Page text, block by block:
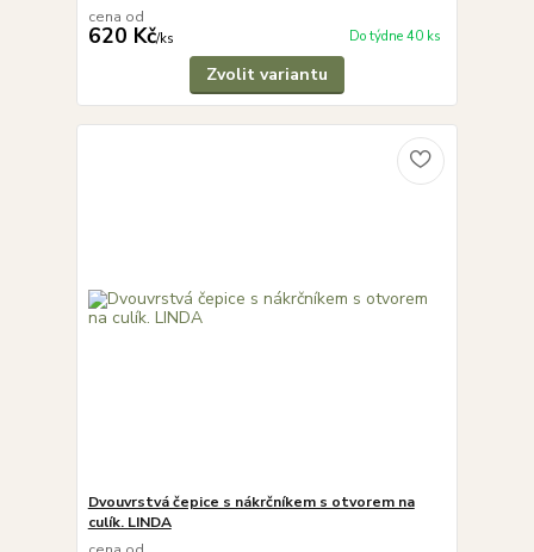
cena od
620 Kč/ks Do týdne 40 ks
Zvolit variantu
Dvouvrstvá čepice s nákrčníkem s otvorem na
culík. LINDA